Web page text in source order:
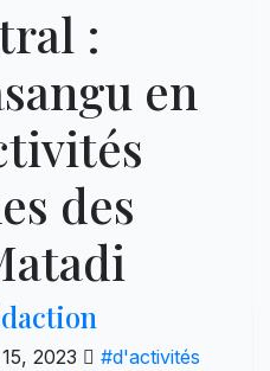
:
en
des
2023
#d'activités